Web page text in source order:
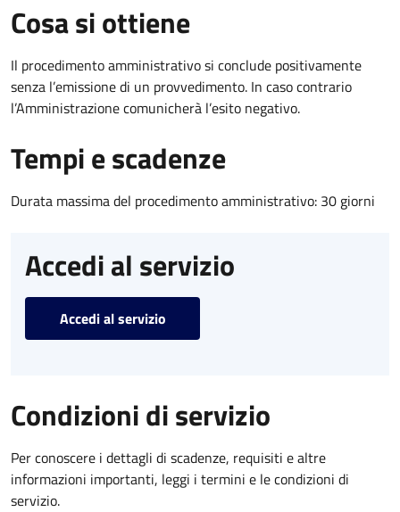
Cosa si ottiene
Il procedimento amministrativo si conclude positivamente
senza l’emissione di un provvedimento. In caso contrario
l’Amministrazione comunicherà l’esito negativo.
Tempi e scadenze
Durata massima del procedimento amministrativo: 30 giorni
Accedi al servizio
Accedi al servizio
Condizioni di servizio
Per conoscere i dettagli di scadenze, requisiti e altre
informazioni importanti, leggi i termini e le condizioni di
servizio.